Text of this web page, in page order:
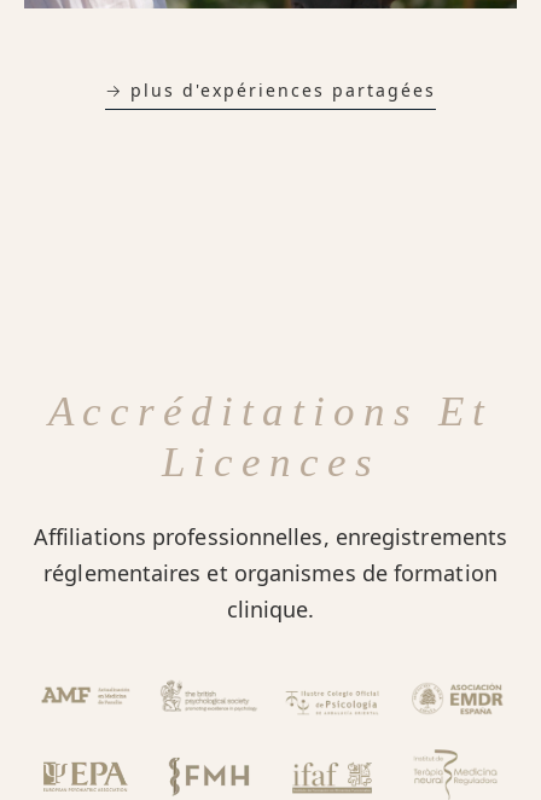
→ plus d'expériences partagées
Accréditations Et
Licences
Affiliations professionnelles, enregistrements
réglementaires et organismes de formation
clinique.